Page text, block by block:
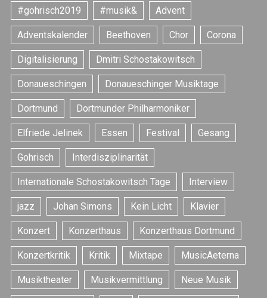
#gohrisch2019 #musik& Advent
Adventskalender Beethoven Chor Corona
Digitalisierung Dmitri Schostakowitsch
Donaueschingen Donaueschinger Musiktage
Dortmund Dortmunder Philharmoniker
Elfriede Jelinek Essen Festival Gesang
Gohrisch Interdisziplinarität
Internationale Schostakowitsch Tage Interview
jazz Johan Simons Kein Licht Klavier
Konzert Konzerthaus Konzerthaus Dortmund
Konzertkritik Kritik Mixtape MusicAeterna
Musiktheater Musikvermittlung Neue Musik
S
e
a
r
c
h
f
o
r
: